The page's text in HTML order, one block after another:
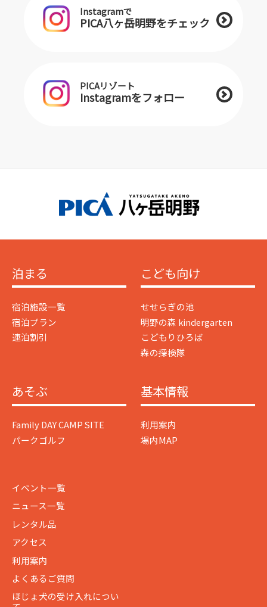
Instagramで
PICA八ヶ岳明野をチェック
PICAリゾート
Instagramをフォロー
泊まる
宿泊施設一覧
宿泊プラン
連泊割引
こども向け
せせらぎの池
明野の森 kindergarten
こどもりひろば
森の探検隊
あそぶ
Family DAY CAMP SITE
パークゴルフ
基本情報
利用案内
場内MAP
イベント一覧
ニュース一覧
レンタル品
アクセス
利用案内
よくあるご質問
ほじょ犬の受け入れについ